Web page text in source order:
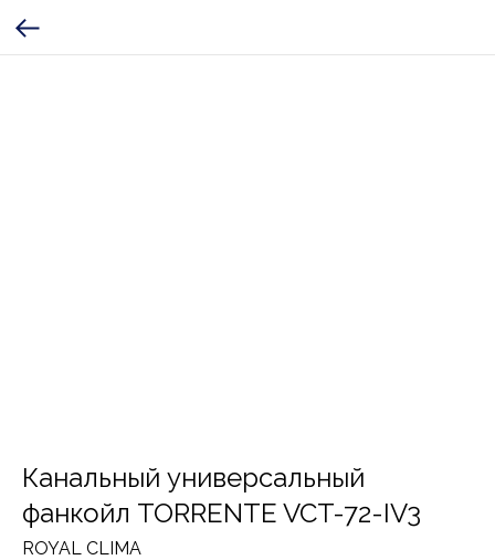
Канальный универсальный
фанкойл TORRENTE VCT-72-IV3
ROYAL CLIMA